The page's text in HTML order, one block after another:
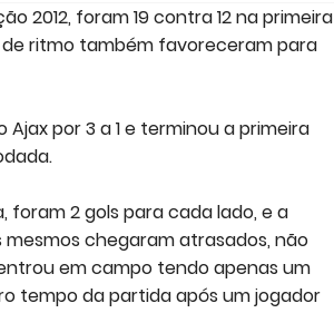
2012, foram 19 contra 12 na primeira
de ritmo também favoreceram para
por 3 a 1 e terminou a primeira
2 gols para cada lado, e a
chegaram atrasados, não
em campo tendo apenas um
tempo da partida após um jogador